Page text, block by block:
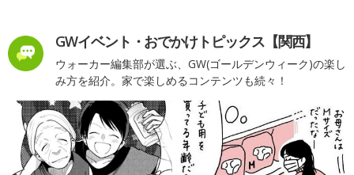
GWイベント・おでかけトピックス【関西】
ウォーカー編集部が選ぶ、GW(ゴールデンウィーク)の楽し
み方を紹介。家で楽しめるコンテンツも続々！